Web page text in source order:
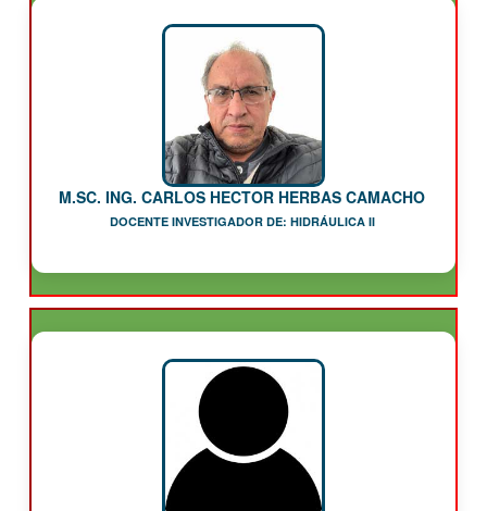
M.SC. ING. CARLOS HECTOR HERBAS CAMACHO
DOCENTE INVESTIGADOR DE: HIDRÁULICA II